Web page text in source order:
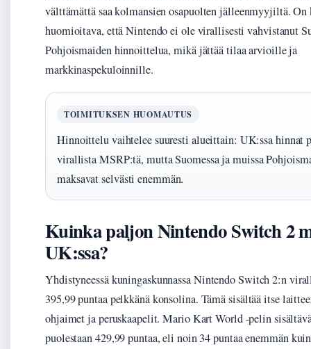
välttämättä saa kolmansien osapuolten jälleenmyyjiltä.
huomioitava, että Nintendo ei ole virallisesti vahvistanut
Pohjoismaiden hinnoittelua, mikä jättää tilaa arvioille ja
markkinaspekuloinnille.
TOIMITUKSEN HUOMAUTUS
Hinnoittelu vaihtelee suuresti alueittain: UK:ssa hinnat
virallista MSRP:tä, mutta Suomessa ja muissa
maksavat selvästi enemmän.
Kuinka paljon Nintendo Switch 2
UK:ssa?
Yhdistyneessä kuningaskunnassa Nintendo Switch 2:n
395,99 puntaa pelkkänä konsolina. Tämä sisältää itse
ohjaimet ja peruskaapelit. Mario Kart World -pelin
puolestaan 429,99 puntaa, eli noin 34 puntaa enemmän